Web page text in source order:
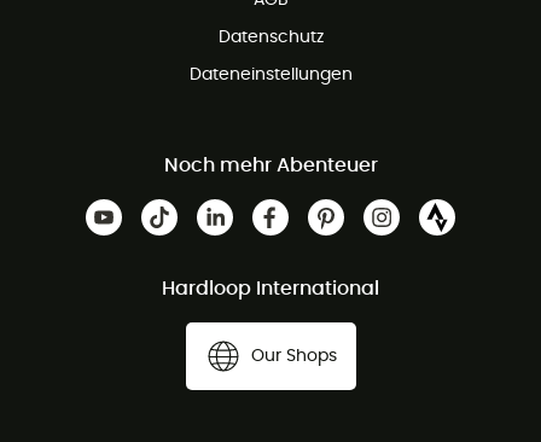
Datenschutz
Dateneinstellungen
Noch mehr Abenteuer
Hardloop International
Our Shops